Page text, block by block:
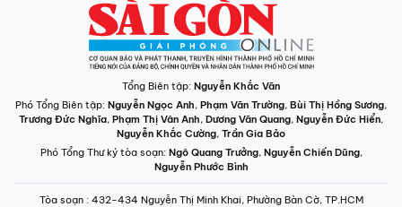
Tổng Biên tập: Nguyễn Khắc Văn
Phó Tổng Biên tập: Nguyễn Ngọc Anh, Phạm Văn Trường, Bùi Thị Hồng Sương,
Trương Đức Nghĩa, Phạm Thị Vân Anh, Dương Văn Quang, Nguyễn Đức Hiển,
Nguyễn Khắc Cường, Trần Gia Bảo
Phó Tổng Thư ký tòa soạn: Ngô Quang Trưởng, Nguyễn Chiến Dũng,
Nguyễn Phước Bình
Tòa soạn : 432-434 Nguyễn Thị Minh Khai, Phường Bàn Cờ, TP.HCM